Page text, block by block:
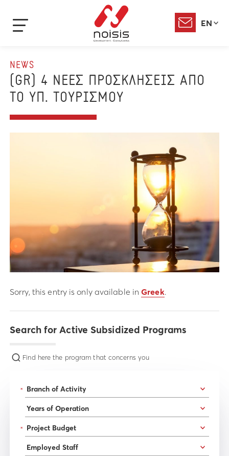
EN
NEWS
(GR) 4 ΝΕΕΣ ΠΡΟΣΚΛΗΣΕΙΣ ΑΠΟ
ΤΟ ΥΠ. ΤΟΥΡΙΣΜΟΥ
Sorry, this entry is only available inGreek.
Search for Active Subsidized Programs
Find here the program that concerns you
*
*